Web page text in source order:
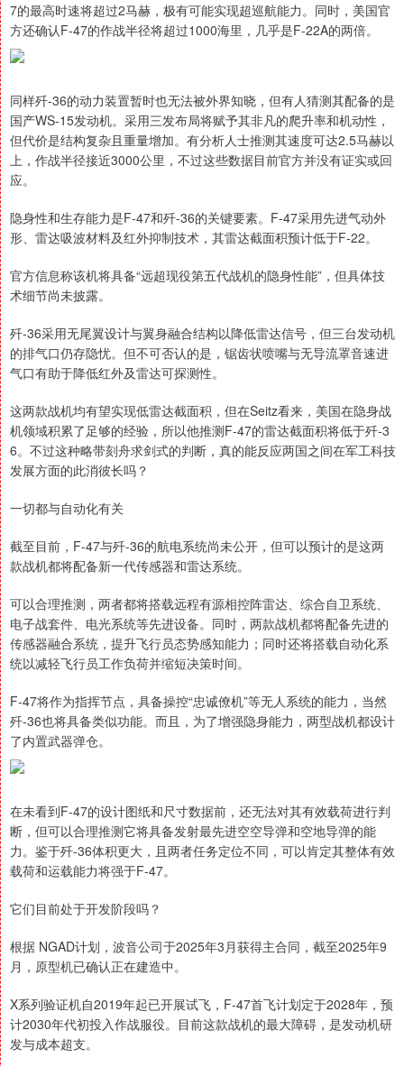
7的最高时速将超过2马赫，极有可能实现超巡航能力。同时，美国官
方还确认F-47的作战半径将超过1000海里，几乎是F-22A的两倍。
同样歼-36的动力装置暂时也无法被外界知晓，但有人猜测其配备的是
国产WS-15发动机。采用三发布局将赋予其非凡的爬升率和机动性，
但代价是结构复杂且重量增加。有分析人士推测其速度可达2.5马赫以
上，作战半径接近3000公里，不过这些数据目前官方并没有证实或回
应。
隐身性和生存能力是F-47和歼-36的关键要素。F-47采用先进气动外
形、雷达吸波材料及红外抑制技术，其雷达截面积预计低于F-22。
官方信息称该机将具备“远超现役第五代战机的隐身性能”，但具体技
术细节尚未披露。
歼-36采用无尾翼设计与翼身融合结构以降低雷达信号，但三台发动机
的排气口仍存隐忧。但不可否认的是，锯齿状喷嘴与无导流罩音速进
气口有助于降低红外及雷达可探测性。
这两款战机均有望实现低雷达截面积，但在Seitz看来，美国在隐身战
机领域积累了足够的经验，所以他推测F-47的雷达截面积将低于歼-3
6。不过这种略带刻舟求剑式的判断，真的能反应两国之间在军工科技
发展方面的此消彼长吗？
一切都与自动化有关
截至目前，F-47与歼-36的航电系统尚未公开，但可以预计的是这两
款战机都将配备新一代传感器和雷达系统。
可以合理推测，两者都将搭载远程有源相控阵雷达、综合自卫系统、
电子战套件、电光系统等先进设备。同时，两款战机都将配备先进的
传感器融合系统，提升飞行员态势感知能力；同时还将搭载自动化系
统以减轻飞行员工作负荷并缩短决策时间。
F-47将作为指挥节点，具备操控“忠诚僚机”等无人系统的能力，当然
歼-36也将具备类似功能。而且，为了增强隐身能力，两型战机都设计
了内置武器弹仓。
在未看到F-47的设计图纸和尺寸数据前，还无法对其有效载荷进行判
断，但可以合理推测它将具备发射最先进空空导弹和空地导弹的能
力。鉴于歼-36体积更大，且两者任务定位不同，可以肯定其整体有效
载荷和运载能力将强于F-47。
它们目前处于开发阶段吗？
根据 NGAD计划，波音公司于2025年3月获得主合同，截至2025年9
月，原型机已确认正在建造中。
X系列验证机自2019年起已开展试飞，F-47首飞计划定于2028年，预
计2030年代初投入作战服役。目前这款战机的最大障碍，是发动机研
发与成本超支。